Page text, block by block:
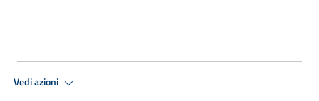
Vedi azioni